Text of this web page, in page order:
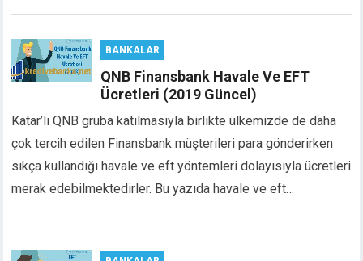
panel
panel
panel
panel
panel
panel
panel
panel
panel
BANKALAR
QNB Finansbank Havale Ve EFT
Ücretleri (2019 Güncel)
Katar’lı QNB gruba katılmasıyla birlikte ülkemizde de daha
çok tercih edilen Finansbank müşterileri para gönderirken
sıkça kullandığı havale ve eft yöntemleri dolayısıyla ücretleri
merak edebilmektedirler. Bu yazıda havale ve eft…